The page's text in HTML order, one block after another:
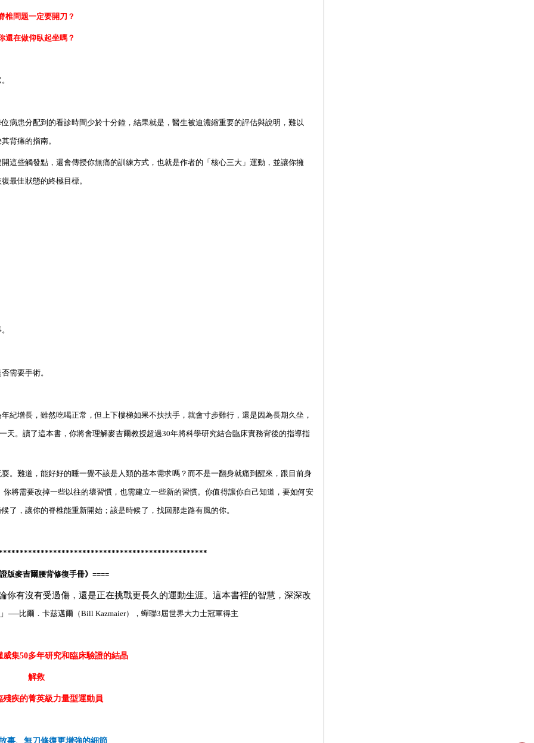
椎問題一定要開刀？
還在做仰臥起坐嗎？
病患分配到的看診時間少於十分鐘，結果就是，醫生被迫濃縮重要的評估與說明，難以
背痛的指南。
這些觸發點，還會傳授你無痛的訓練方式，也就是作者的「核心三大」運動，並讓你擁
最佳狀態的終極目標。
需要手術。
紀增長，雖然吃喝正常，但上下樓梯如果不扶扶手，就會寸步難行，還是因為長期久坐，
天。讀了這本書，你將會理解麥吉爾教授超過30年將科學研究結合臨床實務背後的指導指
。難道，能好好的睡一覺不該是人類的基本需求嗎？而不是一翻身就痛到醒來，跟目前身
將需要改掉一些以往的壞習慣，也需建立一些新的習慣。你值得讓你自己知道，要如何安
了，讓你的脊椎能重新開始；該是時候了，找回那走路有風的你。
證版麥吉爾腰背修復手冊》====
你有沒有受過傷，還是正在挑戰更長久的運動生涯。這本書裡的智慧，深深改
──比爾．卡茲邁爾（Bill Kazmaier），蟬聯3屆世界大力士冠軍得主
威集50多年研究和臨床驗證的結晶
解救
殘疾的菁英級力量型運動員
事、無刀修復更增強的細節